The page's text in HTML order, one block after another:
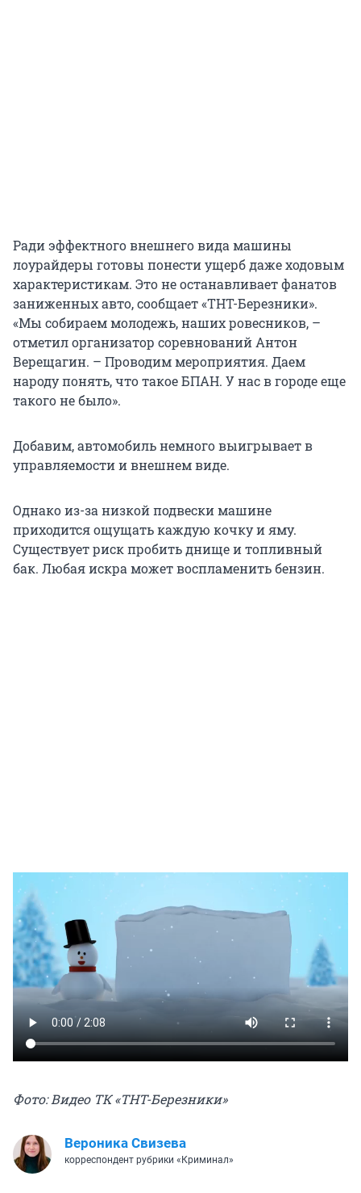
Ради эффектного внешнего вида машины
лоурайдеры готовы понести ущерб даже ходовым
характеристикам. Это не останавливает фанатов
заниженных авто, сообщает «ТНТ-Березники».
«Мы собираем молодежь, наших ровесников, –
отметил организатор соревнований Антон
Верещагин. – Проводим мероприятия. Даем
народу понять, что такое БПАН. У нас в городе еще
такого не было».
Добавим, автомобиль немного выигрывает в
управляемости и внешнем виде.
Однако из-за низкой подвески машине
приходится ощущать каждую кочку и яму.
Существует риск пробить днище и топливный
бак. Любая искра может воспламенить бензин.
Фото: Видео ТК «ТНТ-Березники»
Вероника Свизева
корреспондент рубрики «Криминал»